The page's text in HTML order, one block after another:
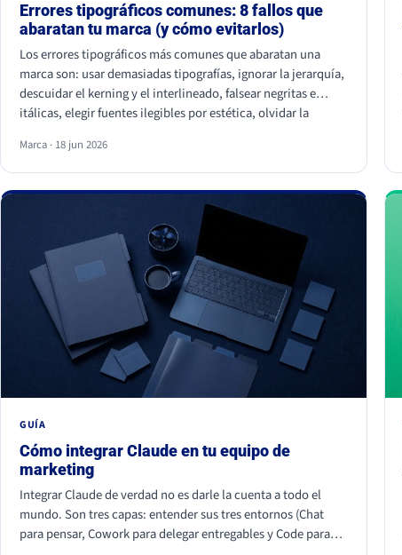
Errores tipográficos comunes: 8 fallos que
abaratan tu marca (y cómo evitarlos)
Los errores tipográficos más comunes que abaratan una
marca son: usar demasiadas tipografías, ignorar la jerarquía,
descuidar el kerning y el interlineado, falsear negritas e
itálicas, elegir fuentes ilegibles por estética, olvidar la
competencia. Casi ninguno se nota de uno en uno, pero
juntos hacen que tu marca parezca improvisada. La buena
noticia: todos se corrigen con criterio, no con presupuesto.
Marca · 18 jun 2026
GUÍA
Cómo integrar Claude en tu equipo de
marketing
Integrar Claude de verdad no es darle la cuenta a todo el
mundo. Son tres capas: entender sus tres entornos (Chat
para pensar, Cowork para delegar entregables y Code para